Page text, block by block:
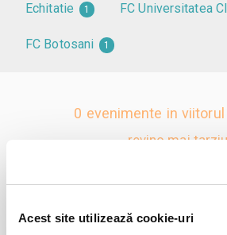
Acest site utilizează cookie-uri
Echitatie 1 FC Universitatea
FC Botosani 1
0 evenimente in
revino mai tarziu